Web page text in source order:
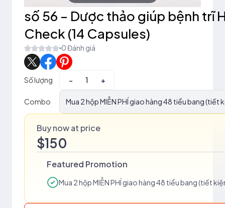
số 56 – Dược thảo giúp bệnh trĩ
Check (14 Capsules)
0 Đánh giá
Số lượng − +
Combo Mua 2 hộp MIỄN PHÍ giao hàng 48 tiểu bang (tiết
Buy now at price
$150
Featured Promotion
Mua 2 hộp MIỄN PHÍ giao hàng 48 tiểu bang (tiết